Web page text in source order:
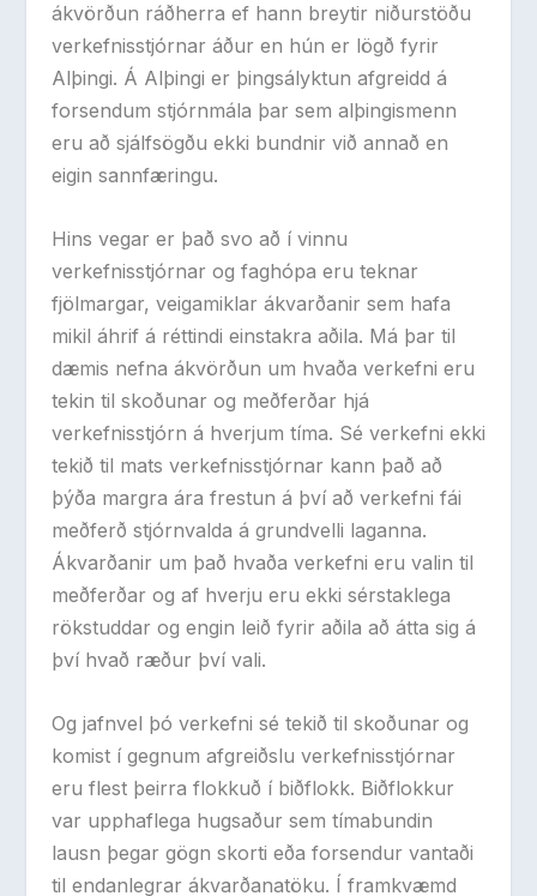
ákvörðun ráðherra ef hann breytir niðurstöðu
verkefnisstjórnar áður en hún er lögð fyrir
Alþingi. Á Alþingi er þingsályktun afgreidd á
forsendum stjórnmála þar sem alþingismenn
eru að sjálfsögðu ekki bundnir við annað en
eigin sannfæringu.
Hins vegar er það svo að í vinnu
verkefnisstjórnar og faghópa eru teknar
fjölmargar, veigamiklar ákvarðanir sem hafa
mikil áhrif á réttindi einstakra aðila. Má þar til
dæmis nefna ákvörðun um hvaða verkefni eru
tekin til skoðunar og meðferðar hjá
verkefnisstjórn á hverjum tíma. Sé verkefni ekki
tekið til mats verkefnisstjórnar kann það að
þýða margra ára frestun á því að verkefni fái
meðferð stjórnvalda á grundvelli laganna.
Ákvarðanir um það hvaða verkefni eru valin til
meðferðar og af hverju eru ekki sérstaklega
rökstuddar og engin leið fyrir aðila að átta sig á
því hvað ræður því vali.
Og jafnvel þó verkefni sé tekið til skoðunar og
komist í gegnum afgreiðslu verkefnisstjórnar
eru flest þeirra flokkuð í biðflokk. Biðflokkur
var upphaflega hugsaður sem tímabundin
lausn þegar gögn skorti eða forsendur vantaði
til endanlegrar ákvarðanatöku. Í framkvæmd